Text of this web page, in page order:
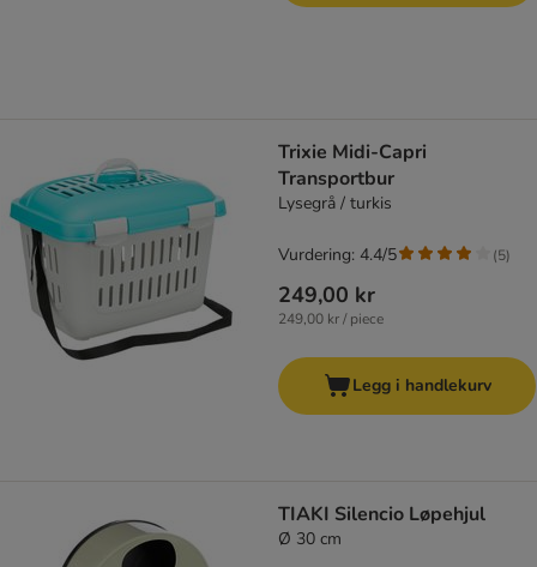
Trixie Midi-Capri
Transportbur
Lysegrå / turkis
249,00 kr
249,00 kr / piece
Vurdering: 4.4/5 (5)
Legg i handlekurv
TIAKI Silencio Løpehjul
Ø 30 cm